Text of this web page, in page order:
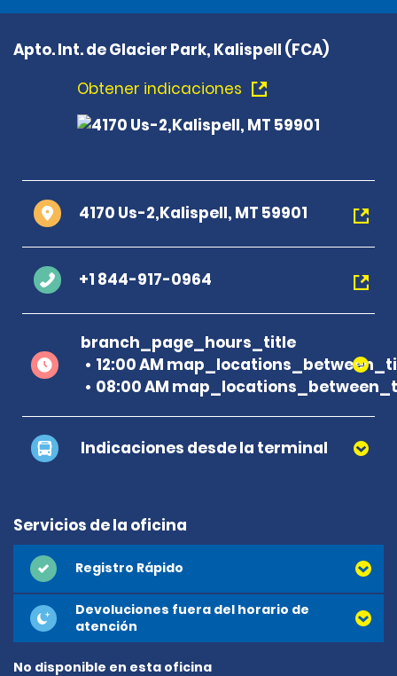
Apto. Int. de Glacier Park, Kalispell (FCA)
Obtener indicaciones
4170 Us-2,Kalispell, MT 59901
+1 844-917-0964
branch_page_hours_title
12:00 AM
08:00 AM
Indicaciones desde la terminal
Servicios de la oficina
Registro Rápido
Devoluciones fuera del horario de
atención
No disponible en esta oficina